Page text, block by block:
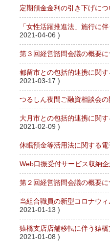
定期預金金利の引き下げにつ
「女性活躍推進法」施行に
2021-04-06 )
第３回経営諮問会議の概要に
都留市との包括的連携に関
2021-03-17 )
つるしん夜間ご融資相談会
大月市との包括的連携に関
2021-02-09 )
休眠預金等活用法に関する
Web口振受付サービス収納
第２回経営諮問会議の概要に
当組合職員の新型コロナウ
2021-01-13 )
猿橋支店店舗移転に伴う猿
2021-01-08 )